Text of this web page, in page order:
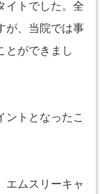
イトでした。全
が、当院では事
とができまし
ントとなったこ
エムスリーキャ